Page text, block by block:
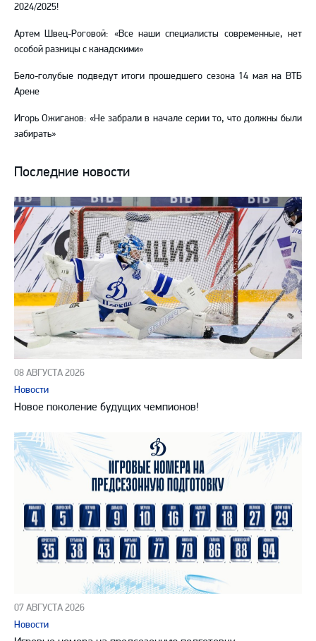
2024/2025!
Артем Швец-Роговой: «Все наши специалисты современные, нет
особой разницы с канадскими»
Бело-голубые подведут итоги прошедшего сезона 14 мая на ВТБ
Арене
Игорь Ожиганов: «Не забрали в начале серии то, что должны были
забирать»
Последние новости
08 АВГУСТА 2026
Новости
Новое поколение будущих чемпионов!
07 АВГУСТА 2026
Новости